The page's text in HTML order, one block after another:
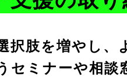
択肢を増やし、
セミナーや相談